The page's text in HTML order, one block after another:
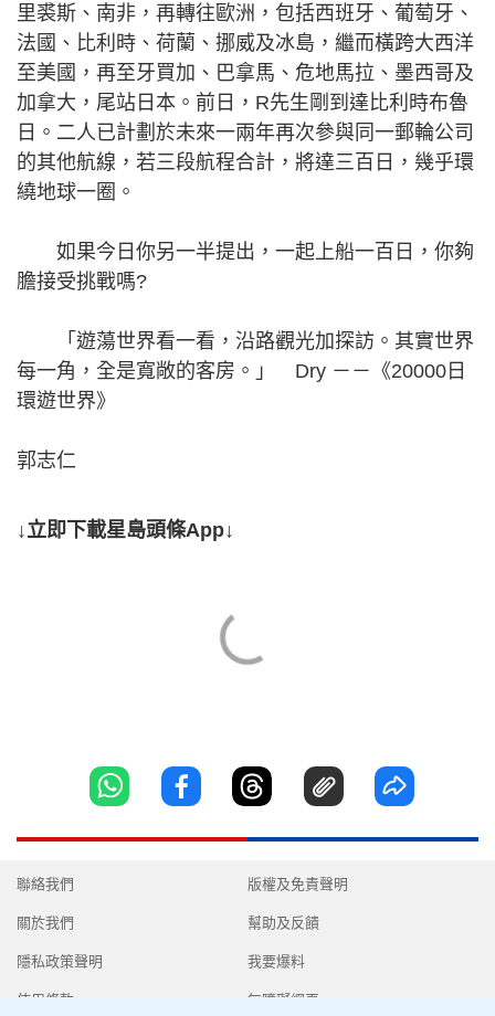
里裘斯、南非，再轉往歐洲，包括西班牙、葡萄牙、
法國、比利時、荷蘭、挪威及冰島，繼而橫跨大西洋
至美國，再至牙買加、巴拿馬、危地馬拉、墨西哥及
加拿大，尾站日本。前日，R先生剛到達比利時布魯
日。二人已計劃於未來一兩年再次參與同一郵輪公司
的其他航線，若三段航程合計，將達三百日，幾乎環
繞地球一圈。
如果今日你另一半提出，一起上船一百日，你夠
膽接受挑戰嗎?
「遊蕩世界看一看，沿路觀光加探訪。其實世界
每一角，全是寬敞的客房。」 Dry －－《20000日
環遊世界》
郭志仁
↓立即下載星島頭條App↓
聯絡我們
關於我們
隱私政策聲明
使用條款
版權及免責聲明
幫助及反饋
我要爆料
無障礙網頁